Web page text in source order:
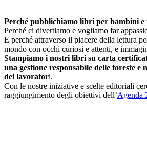
Perché pubblichiamo libri per bambini e
Perché ci divertiamo e vogliamo far
E perché attraverso il piacere della lettura
mondo con occhi curiosi e attenti, e
Stampiamo i nostri libri su carta
una gestione responsabile delle foreste
dei lavoratori.
Con le nostre iniziative e scelte editoriali
raggiungimento degli obiettivi dell’Agenda